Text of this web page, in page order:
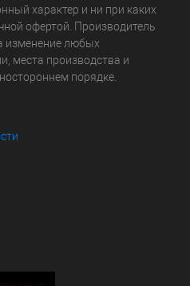
характер и ни при каких
офертой. Производитель
изменение любых
места производства и
порядке.